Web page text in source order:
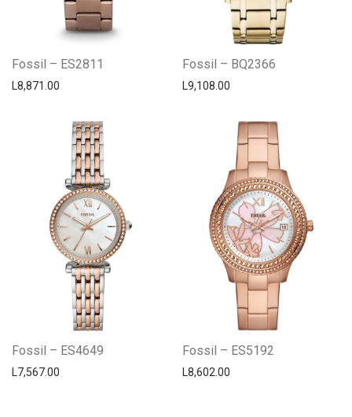
Fossil – ES2811
L8,871.00
Fossil – BQ2366
L9,108.00
Fossil – ES4649
L7,567.00
Fossil – ES5192
L8,602.00